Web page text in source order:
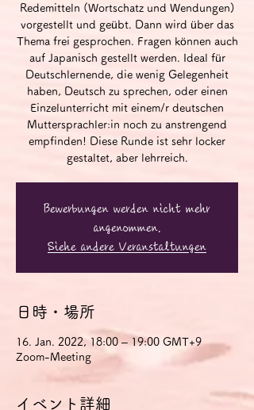
Redemitteln (Wortschatz und Wendungen)
vorgestellt und geübt. Dann wird über das
Thema frei gesprochen. Fragen können auch
auf Japanisch gestellt werden. Ideal für
Deutschlernende, die wenig Gelegenheit
haben, Deutsch zu sprechen, oder einen
Einzelunterricht mit einem/r deutschen
Muttersprachler:in noch zu anstrengend
empfinden! Diese Runde ist sehr locker
gestaltet, aber lehrreich.
Bewerbungen werden nicht mehr
angenommen.
Siehe andere Veranstaltungen
日時・場所
16. Jan. 2022, 18:00 – 19:00 GMT+9
Zoom-Meeting
イベント詳細